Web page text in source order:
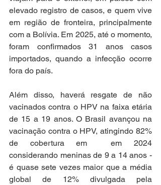
elevado registro de casos, e quem vive
em região de fronteira, principalmente
com a Bolívia. Em 2025, até o momento,
foram confirmados 31 anos casos
importados, quando a infecção ocorre
fora do país.
Além disso, haverá resgate de não
vacinados contra o HPV na faixa etária
de 15 a 19 anos. O Brasil avançou na
vacinação contra o HPV, atingindo 82%
de cobertura em  em 2024
considerando meninas de 9 a 14 anos -
é quase sete vezes maior que a média
global de 12% divulgada pela